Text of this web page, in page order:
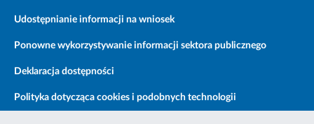
Udostępnianie informacji na wniosek
Ponowne wykorzystywanie informacji sektora publicznego
Deklaracja dostępności
Polityka dotycząca cookies i podobnych technologii